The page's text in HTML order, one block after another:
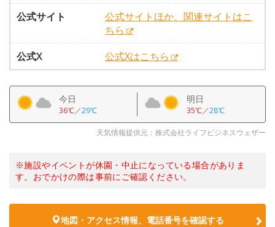
公式サイト
公式サイトほか、関連サイトはこ
ちら
公式X
公式Xはこちら
今日
36℃／29℃
明日
35℃／28℃
天気情報提供元：株式会社ライフビジネスウェザー
※施設やイベントが休園・中止になっている場合がありま
す。おでかけの際は事前にご確認ください。
地図・アクセス情報、電話番号を確認する